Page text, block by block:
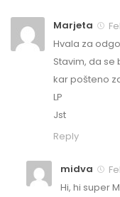
Marjeta
Hvala za
Stavim, da se
kar pošteno
LP
Jst
Reply
midva
Hi, hi super